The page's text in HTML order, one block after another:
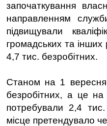
започаткування
направленням
підвищували
громадських та
4,7 тис. безробітних.
Станом на 1 вересня
безробітних, а це
потребували 2,4
місце претендувало